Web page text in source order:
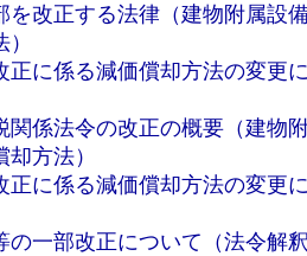
を改正する法律（建物附属設
正に係る減価償却方法の変更
関係法令の改正の概要（建物
方法）
正に係る減価償却方法の変更
の一部改正について（法令解